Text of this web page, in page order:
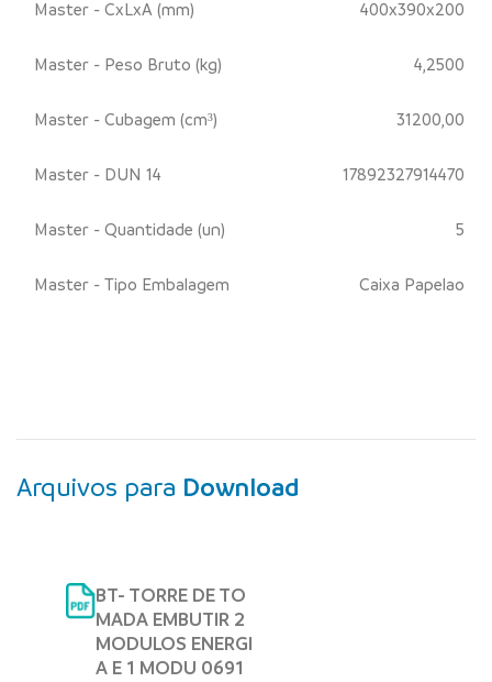
Master - CxLxA (mm) 400x390x200
Master - Peso Bruto (kg) 4,2500
Master - Cubagem (cm³) 31200,00
Master - DUN 14 17892327914470
Master - Quantidade (un) 5
Master - Tipo Embalagem Caixa Papelao
Arquivos para Download
BT- TORRE DE TO
MADA EMBUTIR 2
MODULOS ENERGI
A E 1 MODU 0691